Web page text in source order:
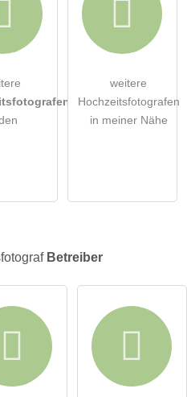
ich zur Kenntnis genommen.
Fragen sind
weitere
Hochzeitsfotografen
in meiner Nähe
Betreiber